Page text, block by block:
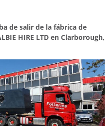
de salir de la fábrica de
HIRE LTD en Clarborough,